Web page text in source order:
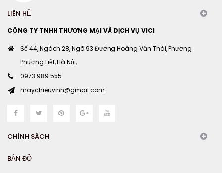
LIÊN HỆ
CÔNG TY TNHH THƯƠNG MẠI VÀ DỊCH VỤ VICI
Số 44, Ngách 28, Ngõ 93 Đường Hoàng Văn Thái, Phường
Phương Liệt, Hà Nội,
0973 989 555
maychieuvinh@gmail.com
CHÍNH SÁCH
BẢN ĐỒ